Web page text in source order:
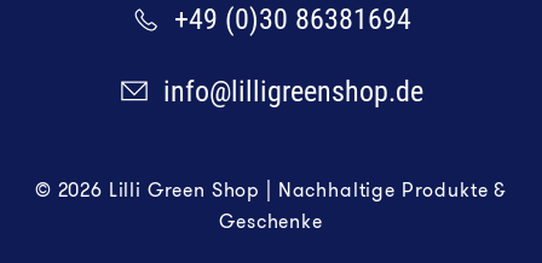
+49 (0)30 86381694
info@lilligreenshop.de
© 2026 Lilli Green Shop | Nachhaltige Produkte &
Geschenke